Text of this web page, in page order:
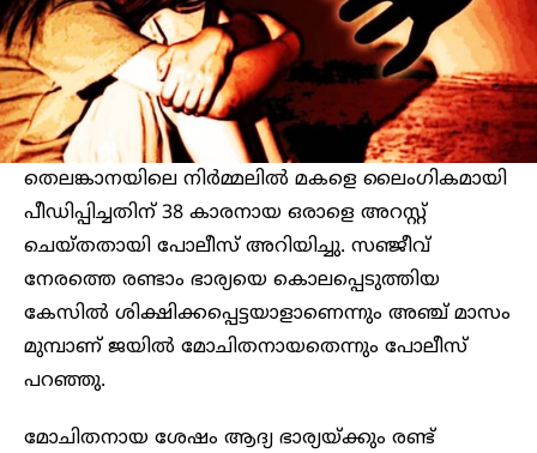
തെലങ്കാനയിലെ നിർമ്മലിൽ മകളെ ലൈംഗികമായി
പീഡിപ്പിച്ചതിന് 38 കാരനായ ഒരാളെ അറസ്റ്റ്
ചെയ്തതായി പോലീസ് അറിയിച്ചു. സഞ്ജീവ്
നേരത്തെ രണ്ടാം ഭാര്യയെ കൊലപ്പെടുത്തിയ
കേസിൽ ശിക്ഷിക്കപ്പെട്ടയാളാണെന്നും അഞ്ച് മാസം
മുമ്പാണ് ജയിൽ മോചിതനായതെന്നും പോലീസ്
പറഞ്ഞു.
മോചിതനായ ശേഷം ആദ്യ ഭാര്യയ്ക്കും രണ്ട്